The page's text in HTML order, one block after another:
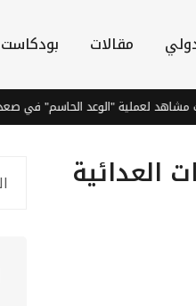
مقالات بودكاست
لعملية "الوعد الحاسم" في صعدة
العدائية